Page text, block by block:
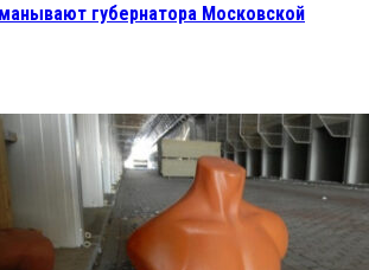
губернатора Московской